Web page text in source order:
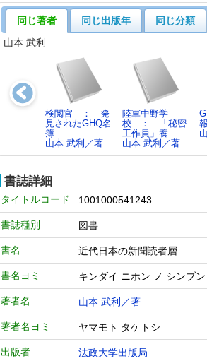
同じ著者 同じ出版年 同じ分類
山本 武利
検閲官 ： 発
見されたGHQ名
簿
山本 武利／著
陸軍中野学
校 ： 「秘密
工作員」養…
山本 武利／著
書誌詳細
タイトルコード 1001000541243
書誌種別 図書
書名 近代日本の新聞読者層
書名ヨミ キンダイ ニホン ノ シンブ
著者名 山本 武利／著
著者名ヨミ ヤマモト タケトシ
出版者 法政大学出版局